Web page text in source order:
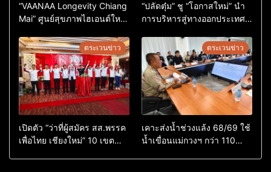
“VAANAA Longevity Chiang
Mai” ศูนย์สุขภาพไฮเอนต์ใหญ่
“ปลัดตุ๋ม” ชู “โอกาสใหม่” นำ
การบริหารสู่ทางออกประเทศ
ตระเวนข่าว
เปิดตัว “ว่าที่ผู้สมัคร สส.พรรค
เพื่อไทย เชียงใหม่” 10 เขต
ตระเวนข่าว
เคาะส่งน้ำช่วงแล้ง 68/69 ใช้
น้ำเขื่อนแม่กวงฯ กว่า 110